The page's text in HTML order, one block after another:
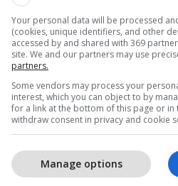
edhe strukturat e
në procesin zgjedhor.
të palodhur - ju
ai, duke shtuar se
edhe reforma të thella të
Your personal data will be processed
(cookies, unique identifiers, and other
accessed by and shared with 369
site. We and our partners may use
partners.
Some vendors may process your
interest, which you can object to by
for a link at the bottom of this page or in
withdraw consent in privacy and cookie
Manage options